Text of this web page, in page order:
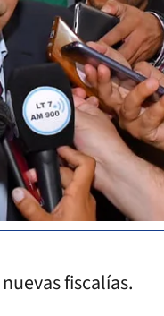
fiscalías.